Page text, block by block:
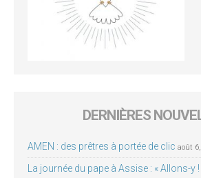
DERNIÈRES
AMEN : des prêtres à portée de clic août
La journée du pape à Assise : « Allons-y !